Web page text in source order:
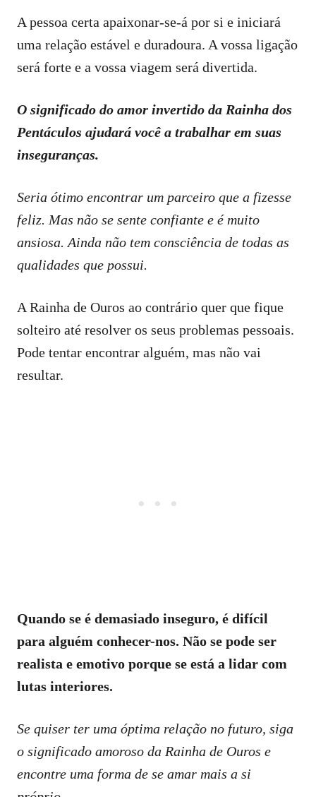
A pessoa certa apaixonar-se-á por si e iniciará
uma relação estável e duradoura. A vossa ligação
será forte e a vossa viagem será divertida.
O significado do amor invertido da Rainha dos
Pentáculos ajudará você a trabalhar em suas
inseguranças.
Seria ótimo encontrar um parceiro que a fizesse
feliz. Mas não se sente confiante e é muito
ansiosa. Ainda não tem consciência de todas as
qualidades que possui.
A Rainha de Ouros ao contrário quer que fique
solteiro até resolver os seus problemas pessoais.
Pode tentar encontrar alguém, mas não vai
resultar.
Quando se é demasiado inseguro, é difícil
para alguém conhecer-nos. Não se pode ser
realista e emotivo porque se está a lidar com
lutas interiores.
Se quiser ter uma óptima relação no futuro, siga
o significado amoroso da Rainha de Ouros e
encontre uma forma de se amar mais a si